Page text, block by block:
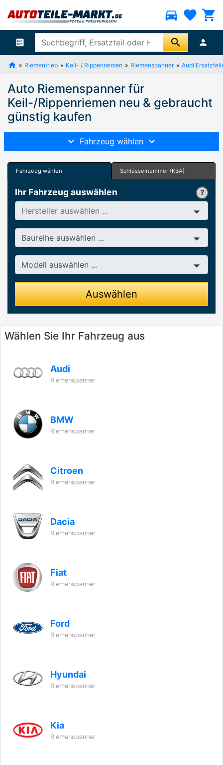
directions_car favorite shopping_cart
ballot search person
Riementrieb Keil- / Rippenriemen Riemenspanner Audi
Auto Riemenspanner für
Keil-/Rippenriemen neu & gebraucht
günstig kaufen
Fahrzeug wählen
Fahrzeug wählen Schlüsselnummer (KBA)
Ihr Fahrzeug auswählen
Hersteller
Baureihe
Modell
Auswählen
Wählen Sie Ihr Fahrzeug aus
Audi
Riemenspanner
BMW
Riemenspanner
Citroen
Riemenspanner
Dacia
Riemenspanner
Fiat
Riemenspanner
Ford
Riemenspanner
Hyundai
Riemenspanner
Kia
Riemenspanner